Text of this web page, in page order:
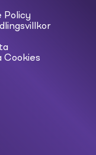
Policy
Cookies